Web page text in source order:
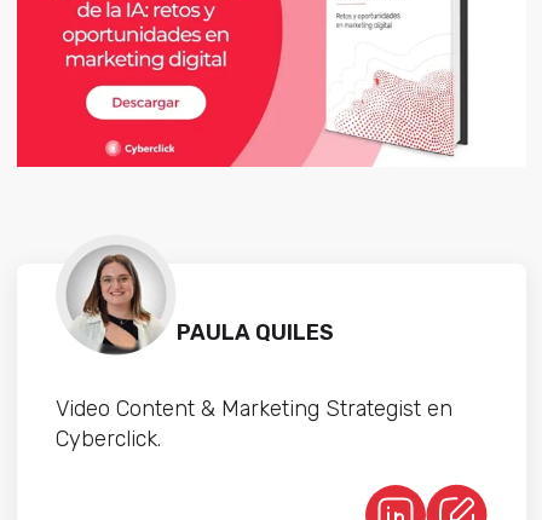
PAULA QUILES
Video Content & Marketing Strategist en
Cyberclick.